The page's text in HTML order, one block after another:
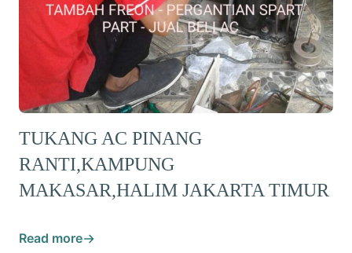
TUKANG AC PINANG
RANTI,KAMPUNG
MAKASAR,HALIM JAKARTA TIMUR
Read more